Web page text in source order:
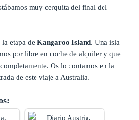
muy cerquita del final del
la etapa deKangaroo Island. Una isla
por libre en coche de alquiler y que
Os lo contamos en la
de este viaje a Australia.